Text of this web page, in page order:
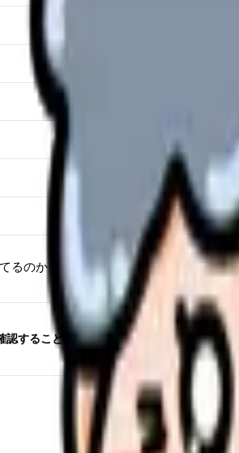
困った時に電話できる相手
記録方法、持ち帰り、残業
車、自転車、公共交通、訪問エリ
るのか、困った時にどう戻れるのかを確
認すること。病棟との違いと求人の見方